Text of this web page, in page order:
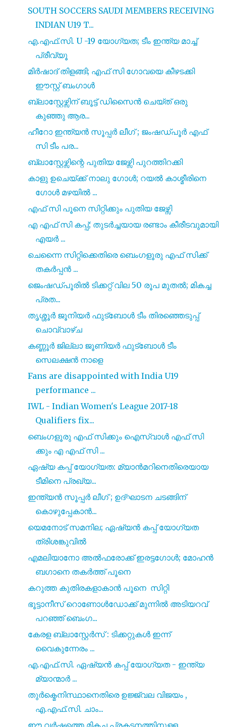
SOUTH SOCCERS SAUDI MEMBERS RECEIVING
INDIAN U19 T...
എ.എഫ്.സി. U -19 യോഗ്യത; ടീം ഇന്ത്യ മാച്ച്
പ്രീവ്യൂ
മിർഷാദ് തിളങ്ങി; എഫ് സി ഗോവയെ കീഴടക്കി
ഈസ്റ്റ് ബംഗാൾ
ബ്ലാസ്റ്റേഴ്സിന് ബൂട്ട് ഡിസൈൻ ചെയ്ത് ഒരു
കുഞ്ഞു ആര...
ഹീറോ ഇന്ത്യൻ സൂപ്പർ ലീഗ് ; ജംഷഡ്‌പൂർ എഫ്
സി ടീം പര...
ബ്ലാസ്റ്റേഴ്സിന്റെ പുതിയ ജേഴ്സി പുറത്തിറക്കി
കാളു ഉചെയ്ക്ക് നാലു ഗോൾ; റയൽ കാശ്മീരിനെ
ഗോൾ മഴയിൽ ...
എഫ് സി പൂനെ സിറ്റിക്കും പുതിയ ജേഴ്സി
എ എഫ് സി കപ്പ്; തുടർച്ചയായ രണ്ടാം കീരീടവുമായി
എയർ ...
ചെന്നൈ സിറ്റിക്കെതിരെ ബെംഗളൂരു എഫ് സിക്ക്
തകർപ്പൻ ...
ജെംഷഡ്പൂരിൽ ടിക്കറ്റ് വില 50 രൂപ മുതൽ; മികച്ച
പ്രത...
തൃശ്ശൂർ ജൂനിയർ ഫുട്ബോൾ ടീം തിരഞ്ഞെടുപ്പ്
ചൊവ്വാഴ്ച
കണ്ണൂർ ജില്ലാ ജൂണിയർ ഫുട്ബോൾ ടീം
സെലക്ഷൻ നാളെ
Fans are disappointed with India U19
performance ...
IWL - Indian Women's League 2017-18
Qualifiers fix...
ബെംഗളൂരു എഫ് സിക്കും ഐസ്വാൾ എഫ് സി
ക്കും എ എഫ് സി ...
ഏഷ്യ കപ്പ് യോഗ്യത: മ്യാൻമറിനെതിരെയായ
ടീമിനെ പ്രഖ്യ...
ഇന്ത്യൻ സൂപ്പർ ലീഗ് ; ഉദ്ഘാടന ചടങ്ങിന്
കൊഴുപ്പേകാൻ...
യെമനോട് സമനില; ഏഷ്യൻ കപ്പ് യോഗ്യത
ത്രിശങ്കുവിൽ
എമലിയാനോ അൽഫരോക്ക് ഇരട്ടഗോൾ; മോഹൻ
ബഗാനെ തകർത്ത് പൂനെ
കറുത്ത കുതിരകളാകാൻ പൂനെ സിറ്റി
ഭൂട്ടാനീസ് റൊണോൾഡോക്ക് മുന്നിൽ അടിയറവ്
പറഞ്ഞ് ബെംഗ...
കേരള ബ്ലാസ്റ്റേർസ് : ടിക്കറ്റുകൾ ഇന്ന്
വൈകുന്നേരം ...
എ.എഫ്.സി. ഏഷ്യൻ കപ്പ് യോഗ്യത - ഇന്ത്യ
മ്യാന്മാർ ...
തുർക്മെനിസ്ഥാനെതിരെ ഉജ്ജ്വല വിജയം ,
എ.എഫ്.സി. ചാം...
ഈ വർഷത്തെ മികച്ച പ്രകടനത്തിനുള്ള